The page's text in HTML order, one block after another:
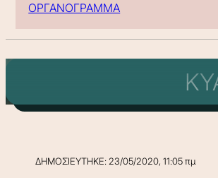
ΟΡΓΑΝΟΓΡΑΜΜΑ
ΔΗΜΟΣΙΕΥΤΗΚΕ: 23/05/2020, 11:05 πμ